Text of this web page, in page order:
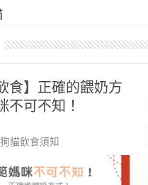
食】正確的餵奶方
不可不知！
狗貓飲食須知